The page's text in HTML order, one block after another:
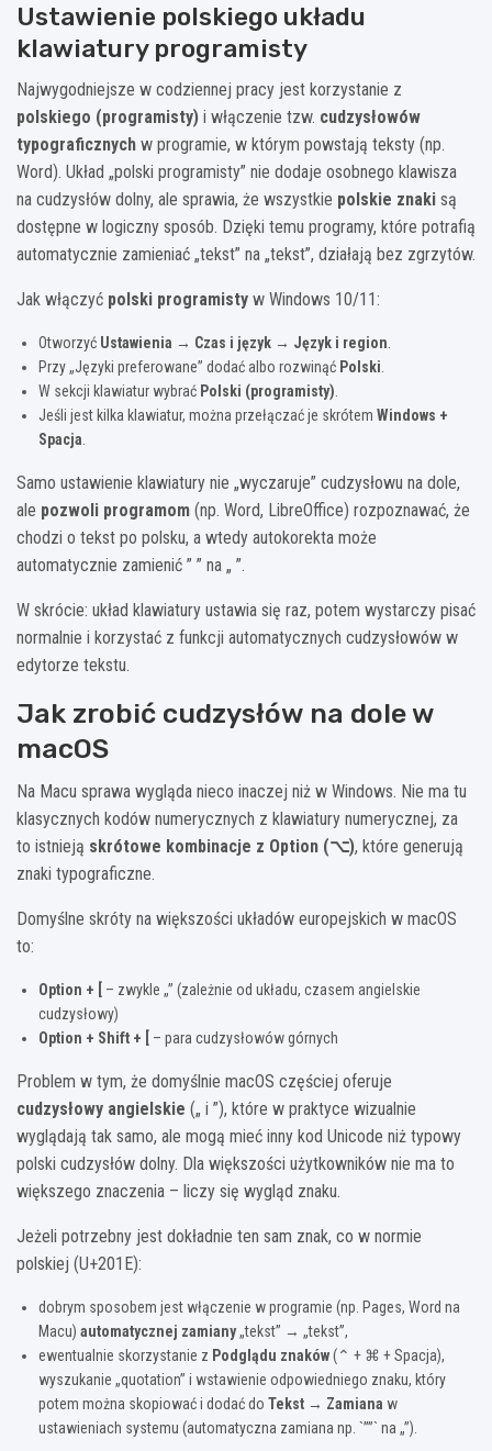
Ustawienie polskiego układu
klawiatury programisty
Najwygodniejsze w codziennej pracy jest korzystanie z
polskiego (programisty) i włączenie tzw. cudzysłowów
typograficznych w programie, w którym powstają teksty (np.
Word). Układ „polski programisty” nie dodaje osobnego klawisza
na cudzysłów dolny, ale sprawia, że wszystkie polskie znaki są
dostępne w logiczny sposób. Dzięki temu programy, które potrafią
automatycznie zamieniać „tekst” na „tekst”, działają bez zgrzytów.
Jak włączyć polski programisty w Windows 10/11:
Otworzyć Ustawienia → Czas i język → Język i region
Przy „Języki preferowane” dodać albo rozwinąć Polski
W sekcji klawiatur wybrać Polski (programisty)
Jeśli jest kilka klawiatur, można przełączać je skrótem Windows +
Spacja
Samo ustawienie klawiatury nie „wyczaruje” cudzysłowu na dole,
ale pozwoli programom (np. Word, LibreOffice) rozpoznawać, że
chodzi o tekst po polsku, a wtedy autokorekta może
automatycznie zamienić ” ” na „ ”.
W skrócie: układ klawiatury ustawia się raz, potem wystarczy pisać
normalnie i korzystać z funkcji automatycznych cudzysłowów w
edytorze tekstu.
Jak zrobić cudzysłów na dole w
macOS
Na Macu sprawa wygląda nieco inaczej niż w Windows. Nie ma tu
klasycznych kodów numerycznych z klawiatury numerycznej, za
to istnieją skrótowe kombinacje z Option (⌥), które generują
znaki typograficzne.
Domyślne skróty na większości układów europejskich w macOS
to:
Option + [
– zwykle „” (zależnie od układu, czasem angielskie
cudzysłowy)
Option + Shift + [
– para cudzysłowów górnych
Problem w tym, że domyślnie macOS częściej oferuje
cudzysłowy angielskie („ i ”), które w praktyce wizualnie
wyglądają tak samo, ale mogą mieć inny kod Unicode niż typowy
polski cudzysłów dolny. Dla większości użytkowników nie ma to
większego znaczenia – liczy się wygląd znaku.
Jeżeli potrzebny jest dokładnie ten sam znak, co w normie
polskiej (U+201E):
dobrym sposobem jest włączenie w programie (np. Pages, Word na
Macu) automatycznej zamiany„tekst” → „tekst”,
ewentualnie skorzystanie z Podglądu znaków(⌃ + ⌘ + Spacja),
wyszukanie „quotation” i wstawienie odpowiedniego znaku, który
potem można skopiować i dodać do Tekst → Zamiana w
ustawieniach systemu (automatyczna zamiana np. `””` na „”).